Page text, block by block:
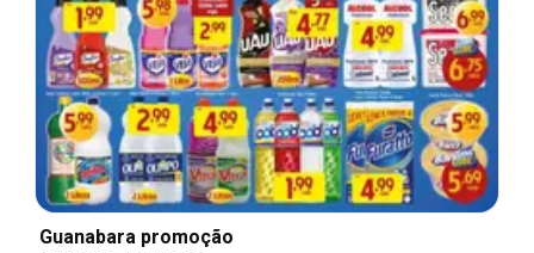
Guanabara promoção